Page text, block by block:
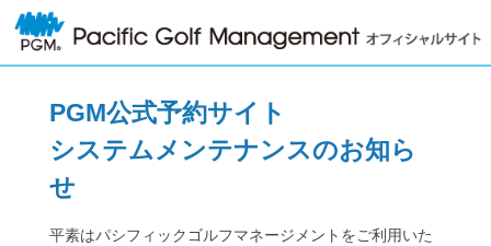
PGM公式予約サイト
システムメンテナンスのお知ら
せ
平素はパシフィックゴルフマネージメントをご利用いた